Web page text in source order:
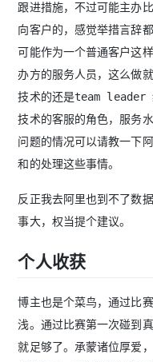
跟进措施，不过可能主办
向客户的，感觉举措言辞
可能作为一个普通客户这
办方的服务人员，这么做
技术的还是team leader
技术的客服的角色，服务
问题的情况可以请教一下
和的处理这些事情。
反正我去阿里也到不了数
事大，权当提个建议。
个人收获
博主也是个菜鸟，通过比
浅。通过比赛第一次碰到
就足够了。承蒙诸位厚爱